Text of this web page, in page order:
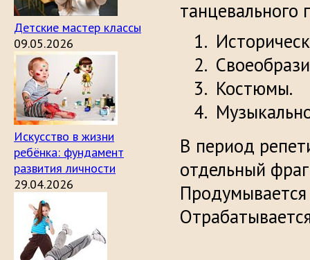
Детские мастер классы
09.05.2026
Искусство в жизни
ребёнка: фундамент
развития личности
29.04.2026
танцевального
Костюмы.
В период
отдельный